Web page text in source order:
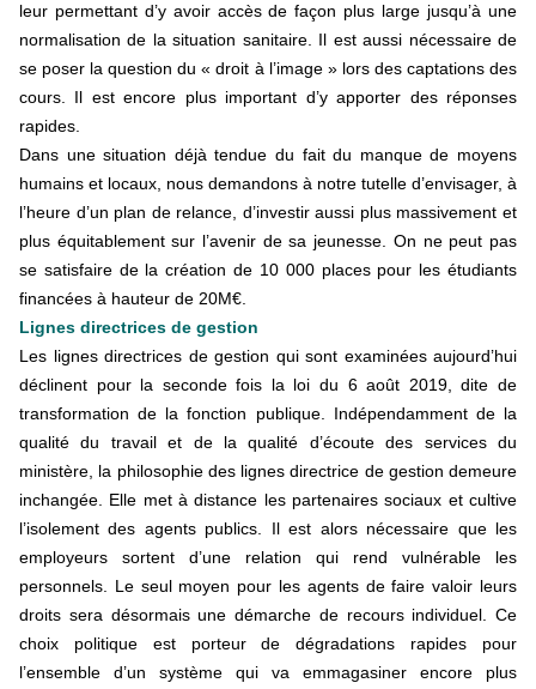
leur permettant d’y avoir accès de façon plus large jusqu’à une
normalisation de la situation sanitaire. Il est aussi nécessaire de
se poser la question du « droit à l’image » lors des captations des
cours. Il est encore plus important d’y apporter des réponses
rapides.
Dans une situation déjà tendue du fait du manque de moyens
humains et locaux, nous demandons à notre tutelle d’envisager, à
l’heure d’un plan de relance, d’investir aussi plus massivement et
plus équitablement sur l’avenir de sa jeunesse. On ne peut pas
se satisfaire de la création de 10 000 places pour les étudiants
financées à hauteur de 20M€.
Lignes directrices de gestion
Les lignes directrices de gestion qui sont examinées aujourd’hui
déclinent pour la seconde fois la loi du 6 août 2019, dite de
transformation de la fonction publique. Indépendamment de la
qualité du travail et de la qualité d’écoute des services du
ministère, la philosophie des lignes directrice de gestion demeure
inchangée. Elle met à distance les partenaires sociaux et cultive
l’isolement des agents publics. Il est alors nécessaire que les
employeurs sortent d’une relation qui rend vulnérable les
personnels. Le seul moyen pour les agents de faire valoir leurs
droits sera désormais une démarche de recours individuel. Ce
choix politique est porteur de dégradations rapides pour
l’ensemble d’un système qui va emmagasiner encore plus